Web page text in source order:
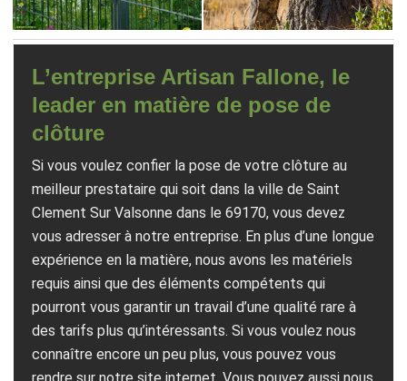
L’entreprise Artisan Fallone, le
leader en matière de pose de
clôture
Si vous voulez confier la pose de votre clôture au
meilleur prestataire qui soit dans la ville de Saint
Clement Sur Valsonne dans le 69170, vous devez
vous adresser à notre entreprise. En plus d’une longue
expérience en la matière, nous avons les matériels
requis ainsi que des éléments compétents qui
pourront vous garantir un travail d’une qualité rare à
des tarifs plus qu’intéressants. Si vous voulez nous
connaître encore un peu plus, vous pouvez vous